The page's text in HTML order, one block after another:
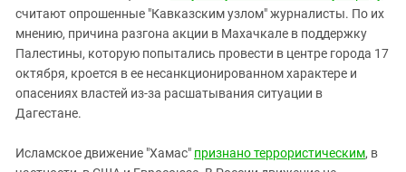
считают опрошенные "Кавказским узлом" журналисты. По их
мнению, причина разгона акции в Махачкале в поддержку
Палестины, которую попытались провести в центре города 17
октября, кроется в ее несанкционированном характере и
опасениях властей из-за расшатывания ситуации в
Дагестане.
Исламское движение "Хамас" признано террористическим, в